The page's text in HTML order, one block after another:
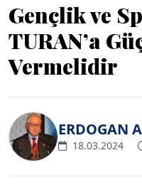
Gençlik ve
TURAN’a
Vermelidir
ERDOGAN
18.03.2024